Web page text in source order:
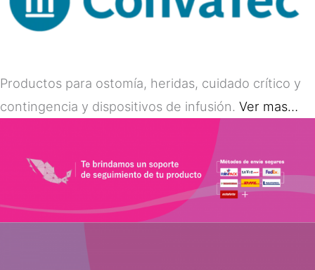
Productos para ostomía, heridas, cuidado crítico y
contingencia y dispositivos de infusión. Ver mas…